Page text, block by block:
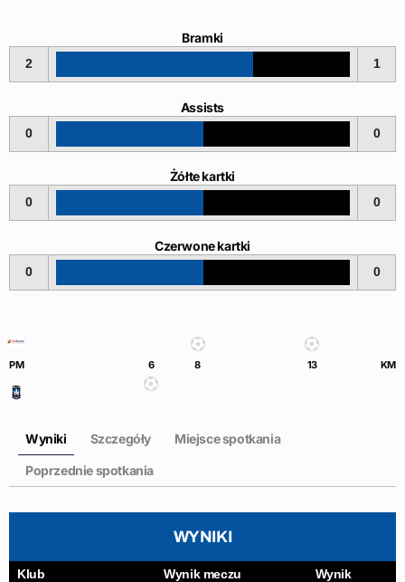
Bramki
2 1
Assists
0 0
Żółte kartki
0 0
Czerwone kartki
0 0
PM 6 8 13 KM
Wyniki Szczegóły Miejsce spotkania
Poprzednie spotkania
WYNIKI
Klub Wynik meczu Wynik